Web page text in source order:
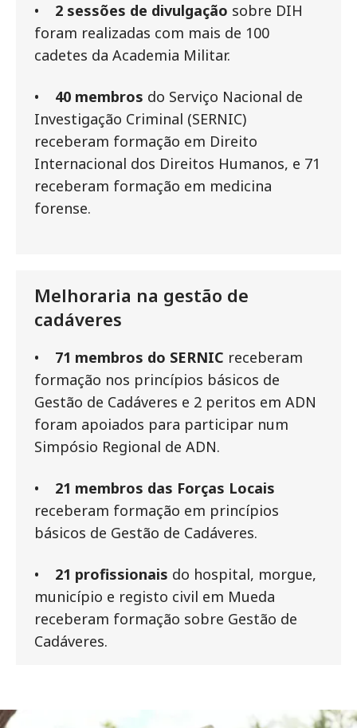
• 2 sessões de divulgação sobre DIH
foram realizadas com mais de 100
cadetes da Academia Militar.
• 40 membros do Serviço Nacional de
Investigação Criminal (SERNIC)
receberam formação em Direito
Internacional dos Direitos Humanos, e 71
receberam formação em medicina
forense.
Melhoraria na gestão de
cadáveres
• 71 membros do SERNIC receberam
formação nos princípios básicos de
Gestão de Cadáveres e 2 peritos em ADN
foram apoiados para participar num
Simpósio Regional de ADN.
• 21 membros das Forças Locais
receberam formação em princípios
básicos de Gestão de Cadáveres.
• 21 profissionais do hospital, morgue,
município e registo civil em Mueda
receberam formação sobre Gestão de
Cadáveres.